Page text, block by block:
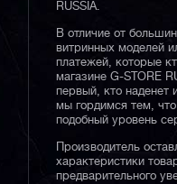
RUSSIA.
В отличие от
витринных моделей
платежей, которые
магазине G-STORE
первый, кто наденет
мы гордимся тем,
подобный уровень
Производитель
характеристики
предварительного